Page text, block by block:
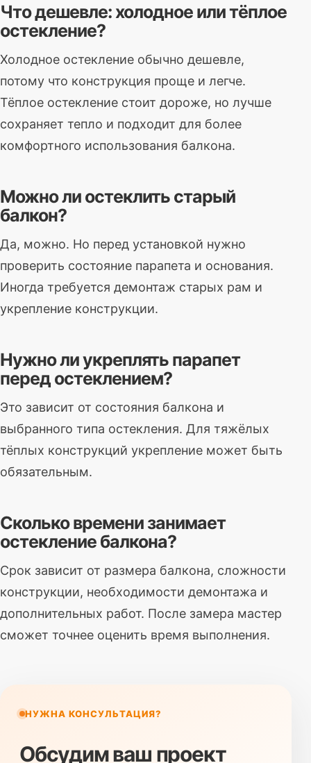
Что дешевле: холодное или тёплое
остекление?
Холодное остекление обычно дешевле,
потому что конструкция проще и легче.
Тёплое остекление стоит дороже, но лучше
сохраняет тепло и подходит для более
комфортного использования балкона.
Можно ли остеклить старый
балкон?
Да, можно. Но перед установкой нужно
проверить состояние парапета и основания.
Иногда требуется демонтаж старых рам и
укрепление конструкции.
Нужно ли укреплять парапет
перед остеклением?
Это зависит от состояния балкона и
выбранного типа остекления. Для тяжёлых
тёплых конструкций укрепление может быть
обязательным.
Сколько времени занимает
остекление балкона?
Срок зависит от размера балкона, сложности
конструкции, необходимости демонтажа и
дополнительных работ. После замера мастер
сможет точнее оценить время выполнения.
НУЖНА КОНСУЛЬТАЦИЯ?
Обсудим ваш проект